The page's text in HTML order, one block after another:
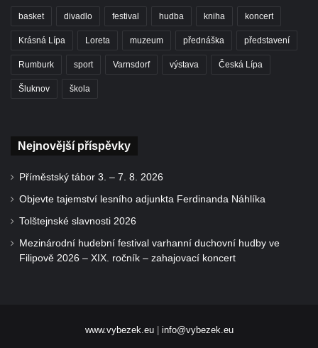
basket divadlo festival hudba kniha koncert
Krásná Lípa Loreta muzeum přednáška představení
Rumburk sport Varnsdorf výstava Česká Lípa
Šluknov škola
Nejnovější příspěvky
Příměstský tábor 3. – 7. 8. 2026
Objevte tajemství lesního adjunkta Ferdinanda Náhlíka
Tolštejnské slavnosti 2026
Mezinárodní hudební festival varhanní duchovní hudby ve
Filipově 2026 – XIX. ročník – zahajovací koncert
www.vybezek.eu| info@vybezek.eu